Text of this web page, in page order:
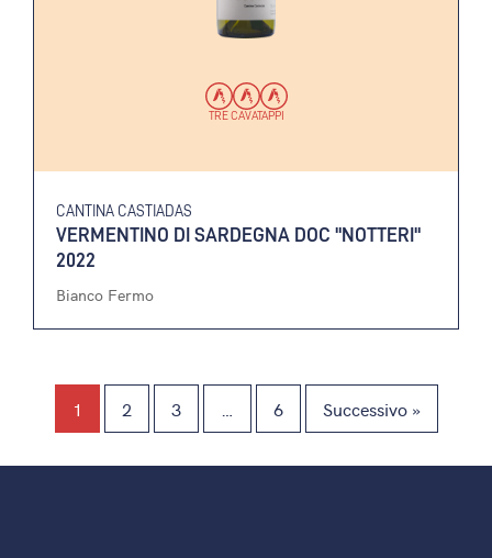
TRE CAVATAPPI
CANTINA CASTIADAS
VERMENTINO DI SARDEGNA DOC "NOTTERI"
2022
Bianco Fermo
1 2 3 6 Successivo »